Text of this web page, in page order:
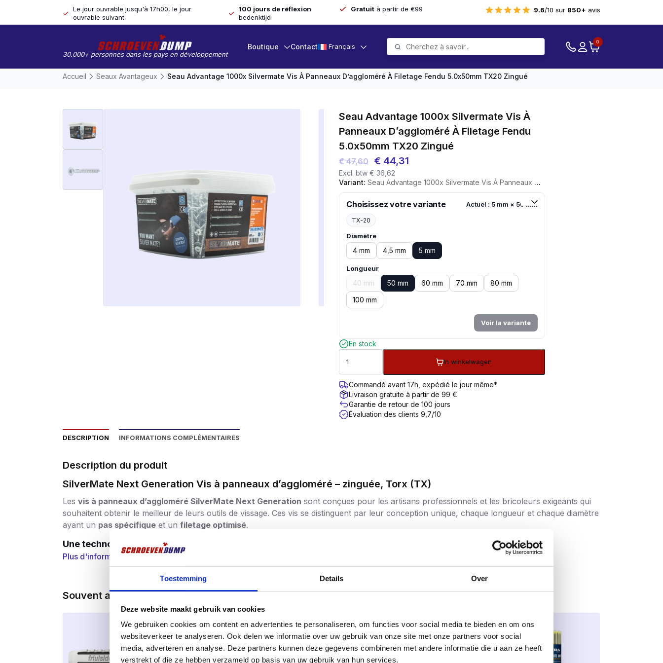
Toestemming Details Over
Deze website maakt gebruik van cookies
We gebruiken cookies om content en advertenties te personaliseren, om functies voor social media te bieden en om ons
websiteverkeer te analyseren. Ook delen we informatie over uw gebruik van onze site met onze partners voor social
media, adverteren en analyse. Deze partners kunnen deze gegevens combineren met andere informatie die u aan ze heeft
verstrekt of die ze hebben verzameld op basis van uw gebruik van hun services.
Le jour ouvrable jusqu'à 17h00, le jour
ouvrable suivant.
100 jours de réflexion
bedenktijd
Gratuità partir de €99 9.6/10 sur 850+ avis
30.000+ personnes dans les pays en développement
Boutique Contact Français
0
Accueil Seaux Avantageux Seau Advantage 1000x Silvermate Vis À Panneaux D’aggloméré À Filetage Fendu 5.0x50mm TX20 Zingué
Seau Advantage 1000x Silvermate Vis À
Panneaux D’aggloméré À Filetage Fendu
5.0x50mm TX20 Zingué
€47,60
Le
prix
initial
était :
€ 47,60.
€ 44,31Le
actuel
est :
Excl. btw € 36,62
Variant: Seau Advantage 1000x Silvermate Vis À Panneaux D'aggloméré À Filetage Fendu 5.0x50mm TX20 Zingué
Choisissez votre variante Actuel : 5 mm × 50 mm
TX-20
Diamètre
4 mm 4,5 mm 5 mm
Longueur
40 mm 50 mm 60 mm 70 mm
80 mm
100 mm
Voir la variante
En stock
In winkelwagen
Commandé avant 17h, expédié le jour même*
Livraison gratuite à partir de 99 €
Garantie de retour de 100 jours
Évaluation des clients 9,7/10
DESCRIPTION INFORMATIONS COMPLÉMENTAIRES
Description du produit
SilverMate Next Generation Vis à panneaux d’aggloméré – zinguée, Torx (TX)
Les vis à panneaux d’aggloméré SilverMate Next Generation sont conçues pour les artisans professionnels et les bricoleurs exigeants qui
souhaitent obtenir le meilleur de leurs outils de vissage. Ces vis se distinguent par leur conception unique, chaque longueur et chaque diamètre
ayant un pas spécifiqueet un filetage optimisé.
Une technologie avancée pour des performances maximales
Pas optimal par longueur :
tournevis de plus en plus puissants d’aujourd’hui.
Démarrage instantané sans force :
démarrage est moindre par rapport à de nombreuses vis à tête fraisée de type 17.
Extrêmement résistants aux charges élevées : lesdiamètres 4.0, 4.5 et 5.0 sont renforcés et se cassent nettement moins vite, même
en cas d’utilisation intensive avec des tournevis modernes et puissants.
Plus d'informations
Souvent achetés ensemble